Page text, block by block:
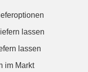
lassen
lassen
im Markt